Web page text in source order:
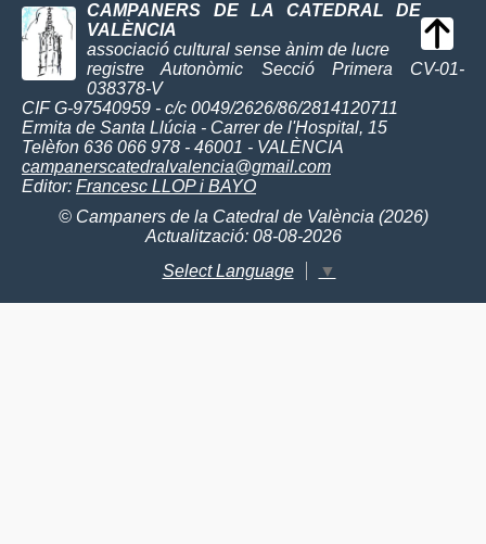
CAMPANERS DE LA CATEDRAL DE
VALÈNCIA
associació cultural sense ànim de lucre
registre Autonòmic Secció Primera CV-01-
038378-V
CIF G-97540959 - c/c 0049/2626/86/2814120711
Ermita de Santa Llúcia - Carrer de l'Hospital, 15
Telèfon 636 066 978 - 46001 - VALÈNCIA
campanerscatedralvalencia@gmail.com
Editor: Francesc LLOP i BAYO
© Campaners de la Catedral de València (2026)
Actualització: 08-08-2026
Select Language
▼